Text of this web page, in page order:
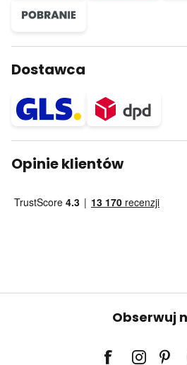
Dostawca
Opinie klientów
Obserwuj